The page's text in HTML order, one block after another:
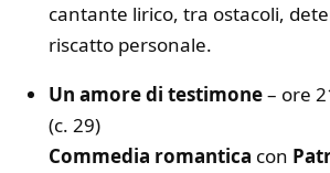
cantante lirico, tra ostacoli,
riscatto personale.
Un amore di testimone– ore
(c. 29)
Commedia romantica con